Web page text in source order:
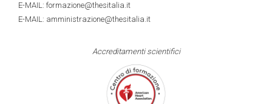
E-MAIL: formazione@thesitalia.it
E-MAIL: amministrazione@thesitalia.it
Accreditamenti scientifici